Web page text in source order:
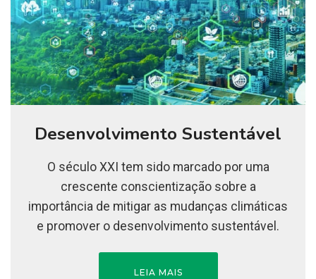
Desenvolvimento Sustentável
O século XXI tem sido marcado por uma
crescente conscientização sobre a
importância de mitigar as mudanças climáticas
e promover o desenvolvimento sustentável.
LEIA MAIS